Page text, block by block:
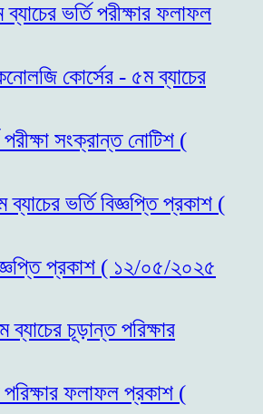
ভর্তি পরীক্ষার ফলাফল
কোর্সের - ৫ম ব্যাচের
সংক্রান্ত নোটিশ (
ভর্তি বিজ্ঞপ্তি প্রকাশ (
প্রকাশ ( ১২/০৫/২০২৫
চূড়ান্ত পরিক্ষার
ফলাফল প্রকাশ (